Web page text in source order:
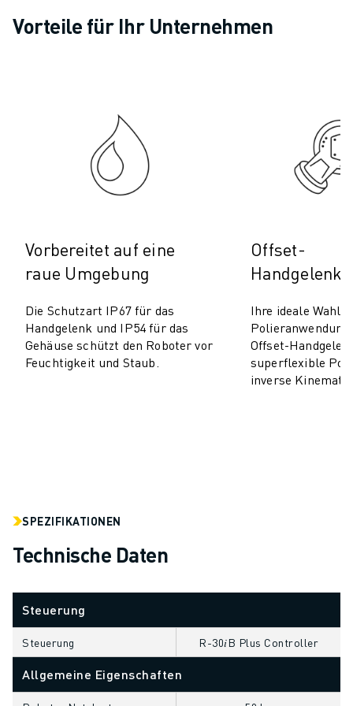
FALLBEISPIELE
ELEKTRISCHE FAHRZEUGE
LEBENSMITTEL UND GETRÄNKE
LAGERHALTUNG, LOGISTIK, POST & PAKET
APPLIKATIONEN
ALLE APPLIKATIONEN
5-ACHS-BEARBEITUNG
LICHTBOGENSCHWEISSEN
MONTAGE
CNC-SCHLEIFEN
PUNKTSCHWEISSEN
DRAHTERODIERMASCHINE
FALLBEISPIELE
KUNDENBETREUUNG
FANUC PLANS
FIELD & WARTUNG
Vorteile für Ihr Unternehmen
Vorbereitet auf eine
raue Umgebung
Die Schutzart IP67 für das
Handgelenk und IP54 für das
Gehäuse schützt den Roboter vor
Feuchtigkeit und Staub.
Offset-
Ihre ideale Wahl
Offset-
superflexible
inverse
SPEZIFIKATIONEN
Technische Daten
Steuerung
Steuerung R-30𝑖B Plus Controller
Allgemeine Eigenschaften